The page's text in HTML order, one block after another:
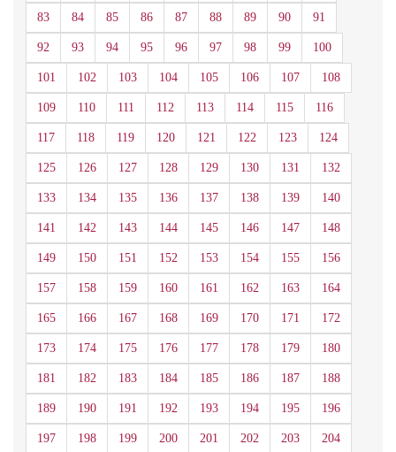
83 84 85 86 87 88 89 90 91
92 93 94 95 96 97 98 99 100
101 102 103 104 105 106 107 108
109 110 111 112 113 114 115 116
117 118 119 120 121 122 123 124
125 126 127 128 129 130 131 132
133 134 135 136 137 138 139 140
141 142 143 144 145 146 147 148
149 150 151 152 153 154 155 156
157 158 159 160 161 162 163 164
165 166 167 168 169 170 171 172
173 174 175 176 177 178 179 180
181 182 183 184 185 186 187 188
189 190 191 192 193 194 195 196
197 198 199 200 201 202 203 204